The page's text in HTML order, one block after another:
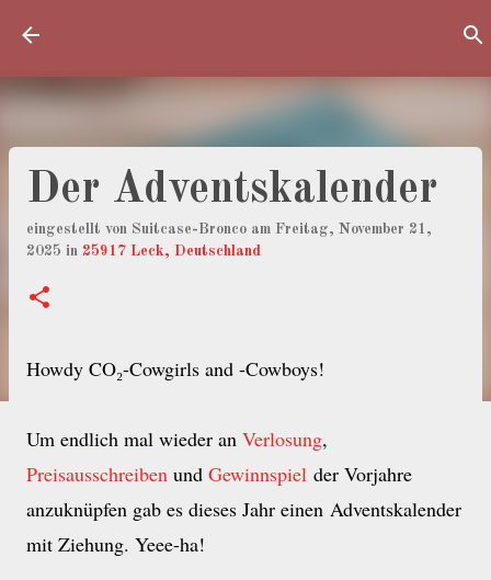
Der Adventskalender
eingestellt von Suitcase-Bronco am Freitag, November 21,
2025 in 25917 Leck, Deutschland
Howdy CO₂-Cowgirls and -Cowboys!
Um endlich mal wieder an Verlosung,
Preisausschreiben und Gewinnspiel der Vorjahre
anzuknüpfen gab es dieses Jahr einen Adventskalender
mit Ziehung. Yeee-ha!